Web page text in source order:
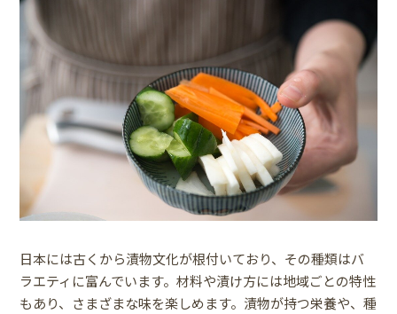
日本には古くから漬物文化が根付いており、その種類はバ
ラエティに富んでいます。材料や漬け方には地域ごとの特性
もあり、さまざまな味を楽しめます。漬物が持つ栄養や、種